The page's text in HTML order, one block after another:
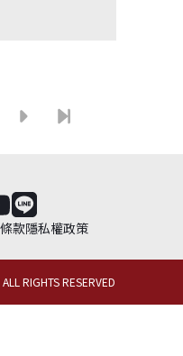
款隱私權政策
RIGHTS RESERVED